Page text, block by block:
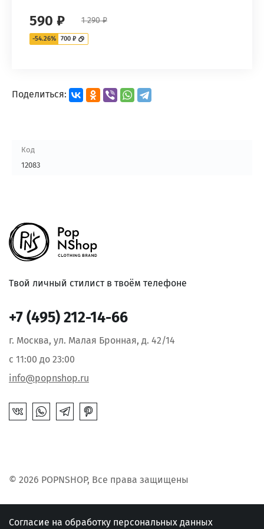
590 ₽ 1 290 ₽
-54.26% 700 ₽
Поделиться:
Код
12083
Твой личный стилист в твоём телефоне
© 2026 POPNSHOP, Все права защищены
+7 (495) 212-14-66
г. Москва, ул. Малая Бронная, д. 42/14
с 11:00 до 23:00
info@popnshop.ru
Согласие на обработку персональных данных